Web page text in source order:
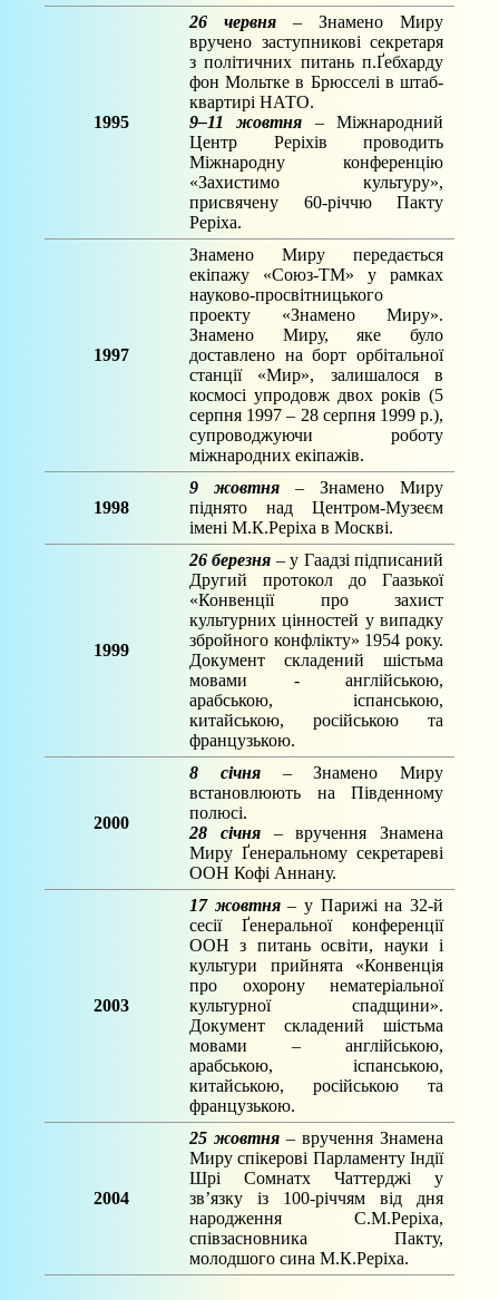
1995
26 червня – Знамено Миру
вручено заступникові секретаря
з політичних питань п.Ґебхарду
фон Мольтке в Брюсселі в штаб-
квартирі НАТО.
9–11 жовтня – Міжнародний
Центр Реріхів проводить
Міжнародну конференцію
«Захистимо культуру»,
присвячену 60-річчю Пакту
Реріха.
1997
Знамено Миру передається
екіпажу «Союз-ТМ» у рамках
науково-просвітницького
проекту «Знамено Миру».
Знамено Миру, яке було
доставлено на борт орбітальної
станції «Мир», залишалося в
космосі упродовж двох років (5
серпня 1997 – 28 серпня 1999 р.),
супроводжуючи роботу
міжнародних екіпажів.
1998
9 жовтня – Знамено Миру
піднято над Центром-Музеєм
імені М.К.Реріха в Москві.
1999
26 березня – у Гаадзі підписаний
Другий протокол до Гаазької
«Конвенції про захист
культурних цінностей у випадку
збройного конфлікту» 1954 року.
Документ складений шістьма
мовами - англійською,
арабською, іспанською,
китайською, російською та
французькою.
2000
8 січня– Знамено Миру
встановлюють на Південному
полюсі.
28 січня– вручення Знамена
Миру Ґенеральному секретареві
ООН Кофі Аннану.
2003
17 жовтня– у Парижі на 32-й
сесії Ґенеральної конференції
ООН з питань освіти, науки і
культури прийнята «Конвенція
про охорону нематеріальної
культурної спадщини».
Документ складений шістьма
мовами – англійською,
арабською, іспанською,
китайською, російською та
французькою.
2004
25 жовтня – вручення Знамена
Миру спікерові Парламенту Індії
Шрі Сомнатх Чаттерджі у
зв’язку із 100-річчям від дня
народження С.М.Реріха,
співзасновника Пакту,
молодшого сина М.К.Реріха.